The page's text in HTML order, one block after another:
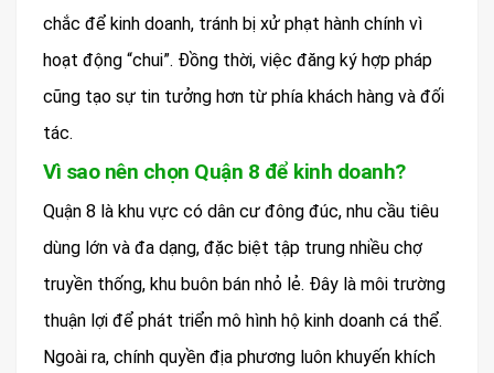
chắc để kinh doanh, tránh bị xử phạt hành chính vì
hoạt động “chui”. Đồng thời, việc đăng ký hợp pháp
cũng tạo sự tin tưởng hơn từ phía khách hàng và đối
tác.
Vì sao nên chọn Quận 8 để kinh doanh?
Quận 8 là khu vực có dân cư đông đúc, nhu cầu tiêu
dùng lớn và đa dạng, đặc biệt tập trung nhiều chợ
truyền thống, khu buôn bán nhỏ lẻ. Đây là môi trường
thuận lợi để phát triển mô hình hộ kinh doanh cá thể.
Ngoài ra, chính quyền địa phương luôn khuyến khích